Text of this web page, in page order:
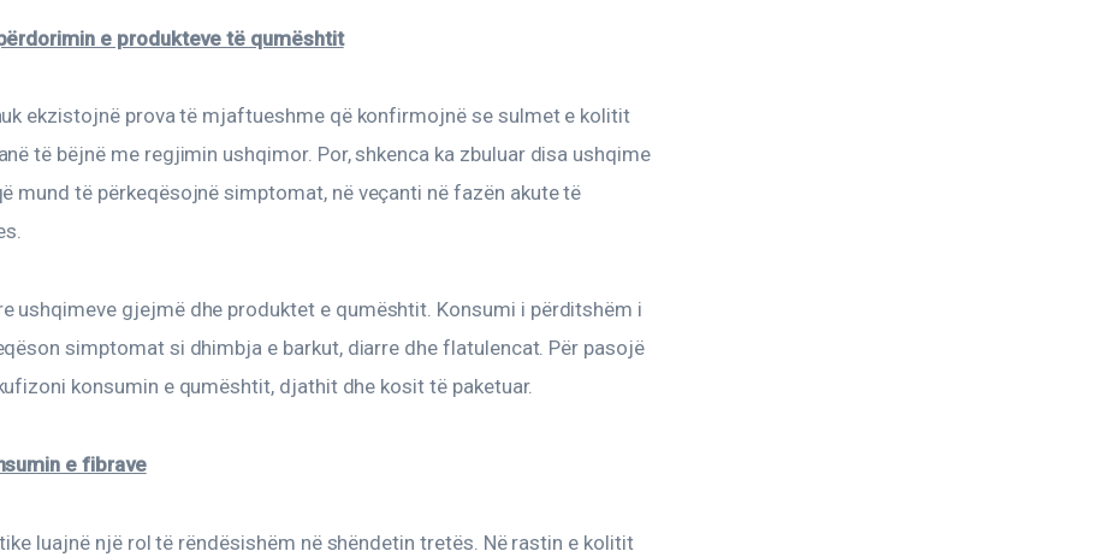
e produkteve të qumështit
ekzistojnë prova të mjaftueshme që konfirmojnë se sulmet e kolitit
të bëjnë me regjimin ushqimor. Por, shkenca ka zbuluar disa ushqime
mund të përkeqësojnë simptomat, në veçanti në fazën akute të
ushqimeve gjejmë dhe produktet e qumështit. Konsumi i përditshëm i
simptomat si dhimbja e barkut, diarre dhe flatulencat. Për pasojë
konsumin e qumështit, djathit dhe kosit të paketuar.
e fibrave
luajnë një rol të rëndësishëm në shëndetin tretës. Në rastin e kolitit